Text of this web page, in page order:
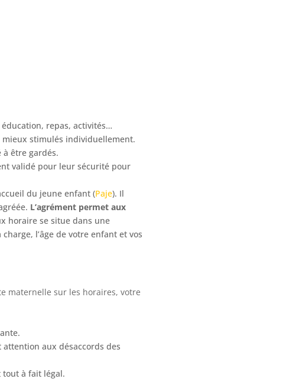
repas, activités…
mieux stimulés individuellement.
être gardés.
validé pour leur sécurité pour
du jeune enfant (Paje). Il
L’agrément permet aux
horaire se situe dans une
l’âge de votre enfant et vos
maternelle sur les horaires, votre
aux désaccords des
tout à fait légal.